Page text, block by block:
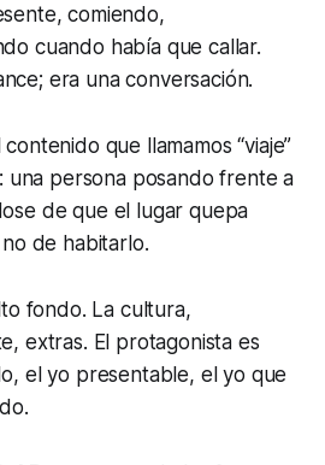
comiendo,
cuando había que callar.
; era una conversación.
que llamamos “viaje”
una persona posando frente a
de que el lugar quepa
de habitarlo.
fondo. La cultura,
extras. El protagonista es
el yo presentable, el yo que